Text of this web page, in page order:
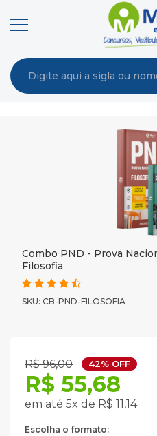
Combo PND - Prova
Filosofia
SKU: CB-PND-FILOSOFIA
R$ 96,00 42% OFF
R$ 55,68
em até 5x de R$ 11,14
Escolha o formato: